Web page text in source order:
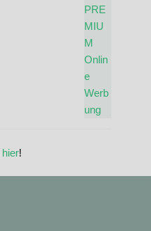
hier!